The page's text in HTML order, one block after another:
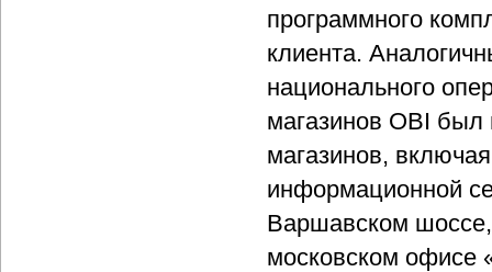
программного
клиента.
национального
магазинов OBI
магазинов,
информационной
Варшавском
московском офисе